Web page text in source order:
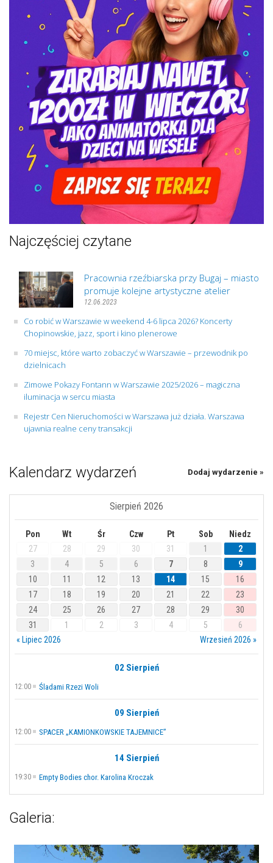
Najczęściej czytane
Pracownia rzeźbiarska przy Bugaj – miasto
promuje kolejne artystyczne atelier
12.06.2023
Co robić w Warszawie w weekend 4-6 lipca 2026? Koncerty
Chopinowskie, jazz, sport i kino plenerowe
70 miejsc, które warto zobaczyć w Warszawie – przewodnik po
dzielnicach
Zimowe Pokazy Fontann w Warszawie 2025/2026 – magiczna
iluminacja w sercu miasta
Rejestr Cen Nieruchomości w Warszawa już działa. Warszawa
ujawnia realne ceny transakcji
Kalendarz wydarzeń Dodaj wydarzenie »
Sierpień 2026
Pon Wt Śr Czw Pt Sob
Niedz
27
28 29 30 31 1
2
3
4 5 6 7 8
9
10
11 12 13 14 15
16
17
18 19 20 21 22
23
24
25 26 27 28 29
30
31
1 2 3 4 5
6
« Lipiec 2026
Wrzesień 2026 »
02 Sierpień
12:00 Śladami Rzezi Woli
09 Sierpień
12:00 SPACER „KAMIONKOWSKIE TAJEMNICE”
14 Sierpień
19:30 Empty Bodies chor. Karolina Kroczak
Galeria: